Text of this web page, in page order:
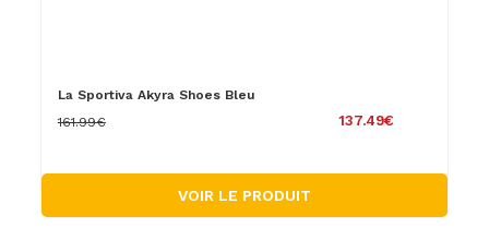
La Sportiva Akyra Shoes Bleu
137.49€
161.99€
VOIR LE PRODUIT